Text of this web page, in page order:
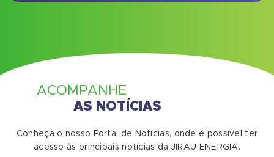
ACOMPANHE
AS NOTÍCIAS
Conheça o nosso Portal de Notícias, onde é possível ter
acesso às principais notícias da JIRAU ENERGIA.